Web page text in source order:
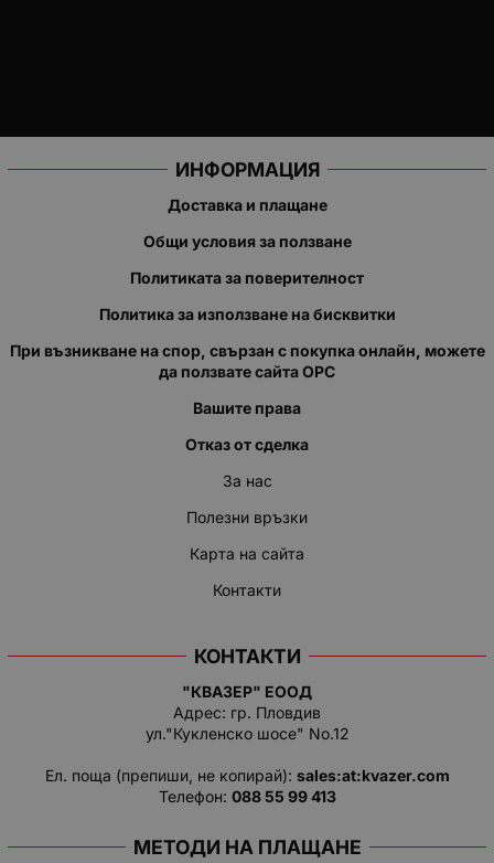
ИНФОРМАЦИЯ
Доставка и плащане
Общи условия за ползване
Политиката за поверителност
Политика за използване на бисквитки
При възникване на спор, свързан с покупка онлайн, можете
да ползвате сайта ОРС
Вашите права
Отказ от сделка
За нас
Полезни връзки
Карта на сайта
Контакти
КОНТАКТИ
"КВАЗЕР" ЕООД
Адрес: гр. Пловдив
ул."Кукленско шосе" No.12
Ел. поща (препиши, не копирай): salеs:at:kvazer.cоm
Телефон: 088 55 99 413
МЕТОДИ НА ПЛАЩАНЕ